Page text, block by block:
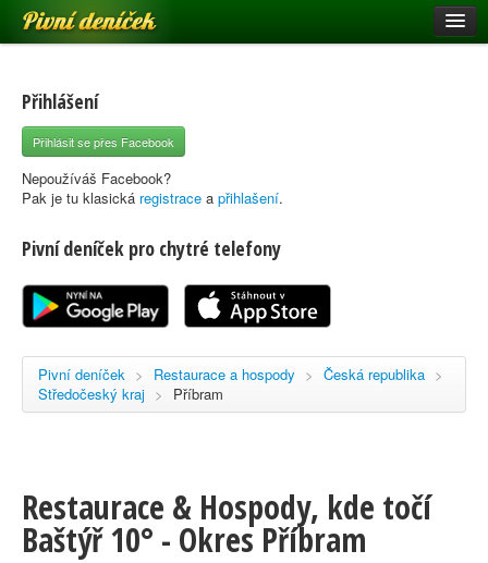
Pivní deníček
Pivní mapa
Pivní značky
Nápověda
Registrace
Přihlášení
Přihlásit se přes Facebook
Nepoužíváš Facebook?
Pak je tu klasická registrace a přihlašení.
Pivní deníček pro chytré telefony
Pivní deníček > Restaurace a hospody > Česká republika >
Středočeský kraj > Příbram
Restaurace & Hospody, kde točí
Baštýř 10° - Okres Příbram